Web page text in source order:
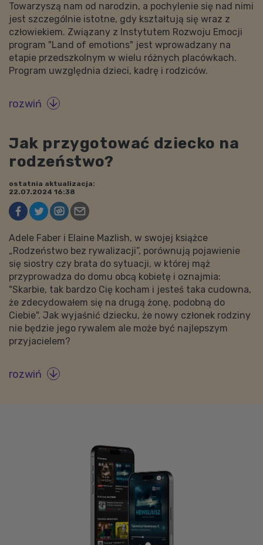
Towarzyszą nam od narodzin, a pochylenie się nad nimi
jest szczególnie istotne, gdy kształtują się wraz z
człowiekiem. Związany z Instytutem Rozwoju Emocji
program "Land of emotions" jest wprowadzany na
etapie przedszkolnym w wielu różnych placówkach.
Program uwzględnia dzieci, kadrę i rodziców.
rozwiń 
Jak przygotować dziecko na
rodzeństwo?
ostatnia aktualizacja:
22.07.2024 16:38
Adele Faber i Elaine Mazlish, w swojej książce
„Rodzeństwo bez rywalizacji”, porównują pojawienie
się siostry czy brata do sytuacji, w której mąż
przyprowadza do domu obcą kobietę i oznajmia:
"Skarbie, tak bardzo Cię kocham i jesteś taka cudowna,
że zdecydowałem się na drugą żonę, podobną do
Ciebie". Jak wyjaśnić dziecku, że nowy członek rodziny
nie będzie jego rywalem ale może być najlepszym
przyjacielem?
rozwiń 